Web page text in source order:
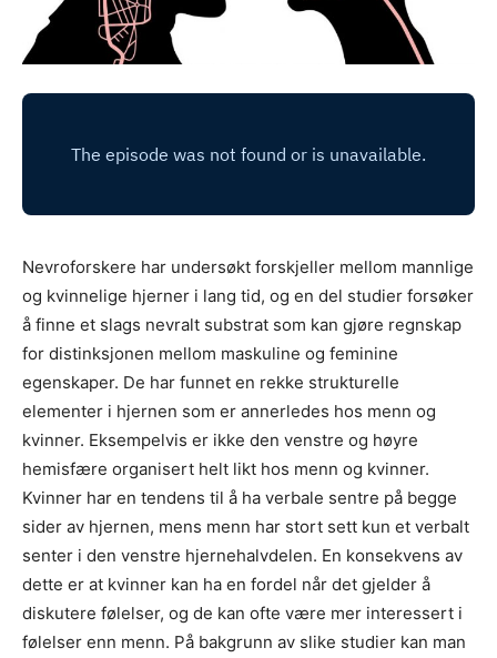
Nevroforskere har undersøkt forskjeller mellom mannlige
og kvinnelige hjerner i lang tid, og en del studier forsøker
å finne et slags nevralt substrat som kan gjøre regnskap
for distinksjonen mellom maskuline og feminine
egenskaper. De har funnet en rekke strukturelle
elementer i hjernen som er annerledes hos menn og
kvinner. Eksempelvis er ikke den venstre og høyre
hemisfære organisert helt likt hos menn og kvinner.
Kvinner har en tendens til å ha verbale sentre på begge
sider av hjernen, mens menn har stort sett kun et verbalt
senter i den venstre hjernehalvdelen. En konsekvens av
dette er at kvinner kan ha en fordel når det gjelder å
diskutere følelser, og de kan ofte være mer interessert i
følelser enn menn. På bakgrunn av slike studier kan man